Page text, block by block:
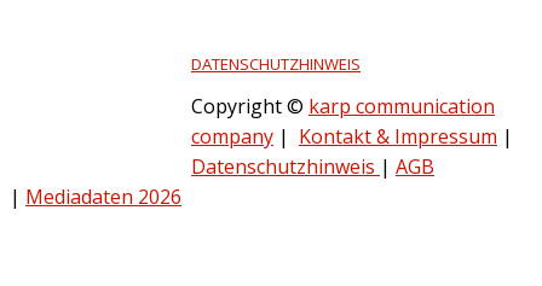
DATENSCHUTZHINWEIS
Copyright © karp communication
company | Kontakt & Impressum |
Datenschutzhinweis | AGB
| Mediadaten 2026